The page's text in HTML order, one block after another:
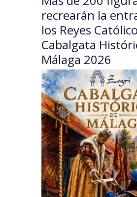
recrearán la
los Reyes
Cabalgata
Málaga 2026